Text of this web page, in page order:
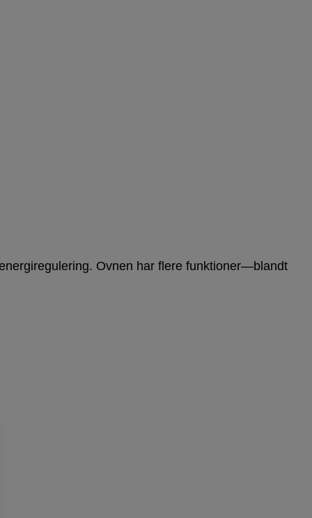
Ovnen har flere funktioner—blandt